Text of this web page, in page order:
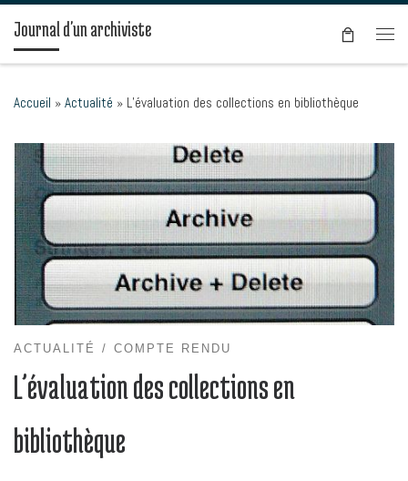
Passer au contenu
Journal d'un archiviste
Accueil » Actualité » L’évaluation des collections en bibliothèque
ACTUALITÉ COMPTE RENDU
L’évaluation des collections en
bibliothèque